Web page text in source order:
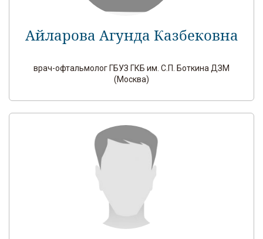
Айларова Агунда Казбековна
врач-офтальмолог ГБУЗ ГКБ им. С.П. Боткина ДЗМ
(Москва)